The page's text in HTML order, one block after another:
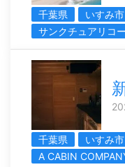
千葉県
いすみ市
サンクチュアリコ
千葉県 いすみ市
A CABIN